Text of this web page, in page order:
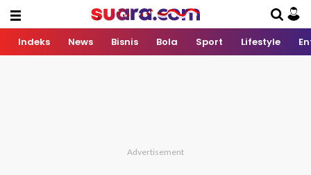
Indeks News Bisnis Bola Sport Lifestyle